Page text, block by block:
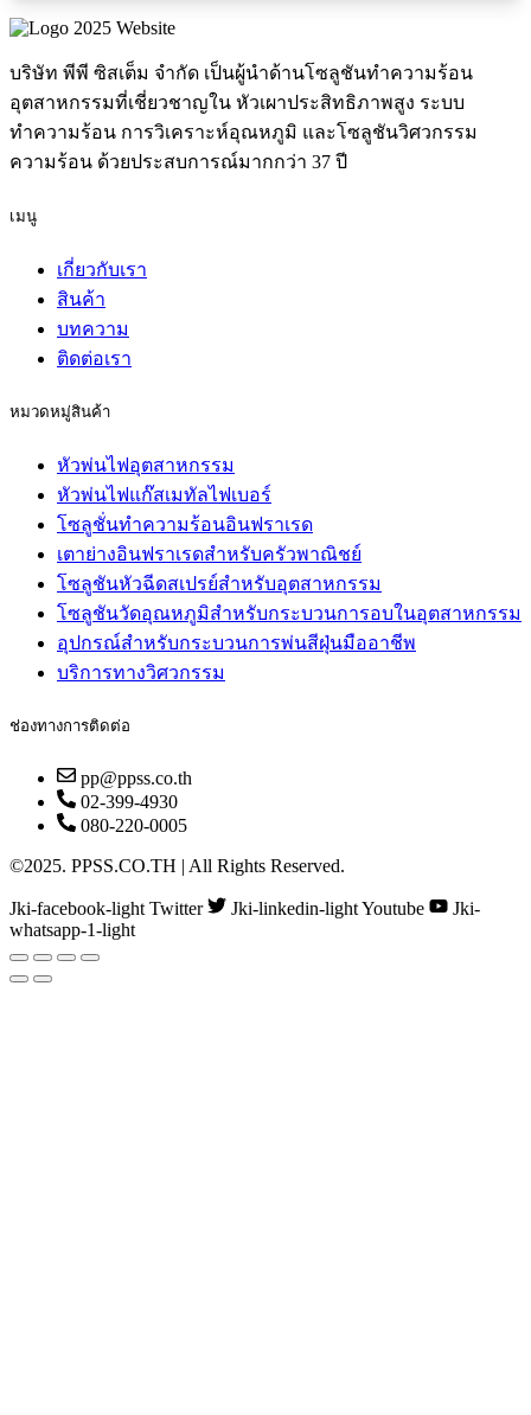
บริษัท พีพี ซิสเต็ม จำกัด เป็นผู้นำด้านโซลูชันทำความร้อน
อุตสาหกรรมที่เชี่ยวชาญใน หัวเผาประสิทธิภาพสูง ระบบ
ทำความร้อน การวิเคราะห์อุณหภูมิ และโซลูชันวิศวกรรม
ความร้อน ด้วยประสบการณ์มากกว่า 37 ปี
เมนู
เกี่ยวกับเรา
สินค้า
บทความ
ติดต่อเรา
หมวดหมู่สินค้า
หัวพ่นไฟอุตสาหกรรม
หัวพ่นไฟแก๊สเมทัลไฟเบอร์
โซลูชั่นทำความร้อนอินฟราเรด
เตาย่างอินฟราเรดสำหรับครัวพาณิชย์
โซลูชันหัวฉีดสเปรย์สำหรับอุตสาหกรรม
โซลูชันวัดอุณหภูมิสำหรับกระบวนการอบในอุตสาหกรรม
อุปกรณ์สำหรับกระบวนการพ่นสีฝุ่นมืออาชีพ
บริการทางวิศวกรรม
ช่องทางการติดต่อ
pp@ppss.co.th
02-399-4930
080-220-0005
©2025. PPSS.CO.TH | All Rights Reserved.
Jki-facebook-light Twitter Jki-linkedin-lightYoutube
Jki-
whatsapp-1-light